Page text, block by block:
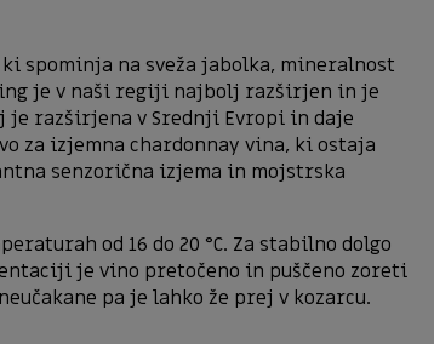
spominja na sveža jabolka, mineralnost
je v naši regiji najbolj razširjen in je
je razširjena v Srednji Evropi in daje
za izjemna chardonnay vina, ki ostaja
senzorična izjema in mojstrska
od 16 do 20 °C. Za stabilno dolgo
je vino pretočeno in puščeno zoreti
pa je lahko že prej v kozarcu.